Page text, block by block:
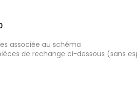
associée au schéma
de rechange ci-dessous (sans